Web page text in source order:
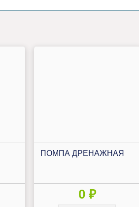
ПОМПА ДРЕНАЖНАЯ
0 ₽